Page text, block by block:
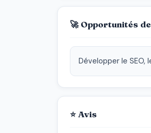
🚀 Opportunités
Développer le SEO,
⭐ Avis